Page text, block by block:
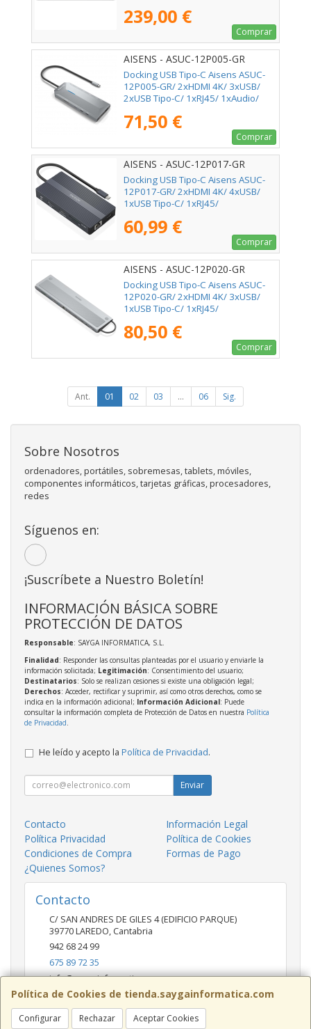
239,00 €
Comprar
AISENS - ASUC-12P005-GR
Docking USB Tipo-C Aisens ASUC-
12P005-GR/ 2xHDMI 4K/ 3xUSB/
2xUSB Tipo-C/ 1xRJ45/ 1xAudio/
Tipo-C PD/ Gris
71,50 €
Comprar
AISENS - ASUC-12P017-GR
Docking USB Tipo-C Aisens ASUC-
12P017-GR/ 2xHDMI 4K/ 4xUSB/
1xUSB Tipo-C/ 1xRJ45/
1xUSB Tipo-C PD/ Gris
60,99 €
Comprar
AISENS - ASUC-12P020-GR
Docking USB Tipo-C Aisens ASUC-
12P020-GR/ 2xHDMI 4K/ 3xUSB/
1xUSB Tipo-C/ 1xRJ45/
1xUSB Tipo-C PD/ Gris
80,50 €
Comprar
Ant. 01 02 03 ... 06 Sig.
Política de Cookies de tienda.saygainformatica.com
Configurar Rechazar Aceptar Cookies
Sobre Nosotros
ordenadores, portátiles, sobremesas, tablets, móviles,
componentes informáticos, tarjetas gráficas, procesadores,
redes
Síguenos en:
¡Suscríbete a Nuestro Boletín!
INFORMACIÓN BÁSICA SOBRE
PROTECCIÓN DE DATOS
Responsable: SAYGA INFORMATICA, S.L.
Finalidad: Responder las consultas planteadas por el usuario y enviarle la
información solicitada; Legitimación: Consentimiento del usuario;
Destinatarios: Solo se realizan cesiones si existe una obligación legal;
Derechos: Acceder, rectificar y suprimir, así como otros derechos, como se
indica en la información adicional; Información Adicional: Puede
consultar la información completa de Protección de Datos en nuestra Política
de Privacidad.
He leído y acepto la Política de Privacidad.
Enviar
Contacto
Información Legal
Política Privacidad
Política de Cookies
Condiciones de Compra
Formas de Pago
¿Quienes Somos?
Contacto
C/ SAN ANDRES DE GILES 4 (EDIFICIO PARQUE)
39770LAREDO, Cantabria
942 68 24 99
675 89 72 35
info@saygainformatica.com
Horario